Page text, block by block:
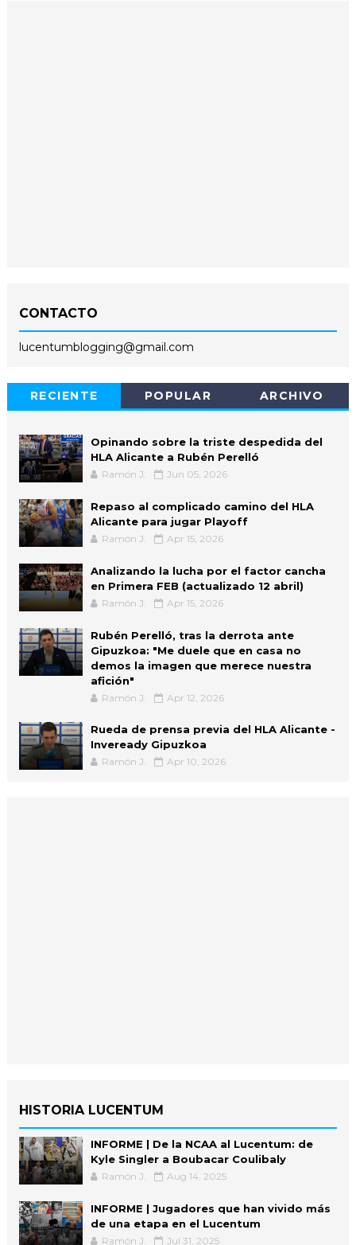
CONTACTO
lucentumblogging@gmail.com
RECIENTE POPULAR ARCHIVO
Opinando sobre la triste despedida del
HLA Alicante a Rubén Perelló
Ramón J. Jun 05, 2026
Repaso al complicado camino del HLA
Alicante para jugar Playoff
Ramón J. Apr 15, 2026
Analizando la lucha por el factor cancha
en Primera FEB (actualizado 12 abril)
Ramón J. Apr 15, 2026
Rubén Perelló, tras la derrota ante
Gipuzkoa: "Me duele que en casa no
demos la imagen que merece nuestra
afición"
Ramón J. Apr 12, 2026
Rueda de prensa previa del HLA Alicante -
Inveready Gipuzkoa
Ramón J. Apr 10, 2026
HISTORIA LUCENTUM
INFORME | De la NCAA al Lucentum: de
Kyle Singler a Boubacar Coulibaly
Ramón J. Aug 14, 2025
INFORME | Jugadores que han vivido más
de una etapa en el Lucentum
Ramón J. Jul 31, 2025